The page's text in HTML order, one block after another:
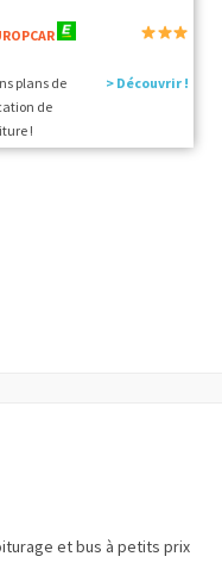
plans de
de
!
> Découvrir !
et bus à petits prix